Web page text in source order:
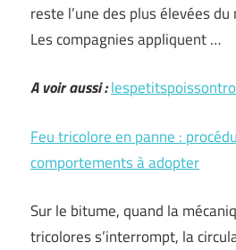
reste l’une des plus élevées
Les compagnies appliquent …
A voir aussi :
Feu tricolore en panne :
comportements à adopter
Sur le bitume, quand la
tricolores s’interrompt, la